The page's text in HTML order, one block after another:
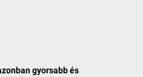
gyorsabb és